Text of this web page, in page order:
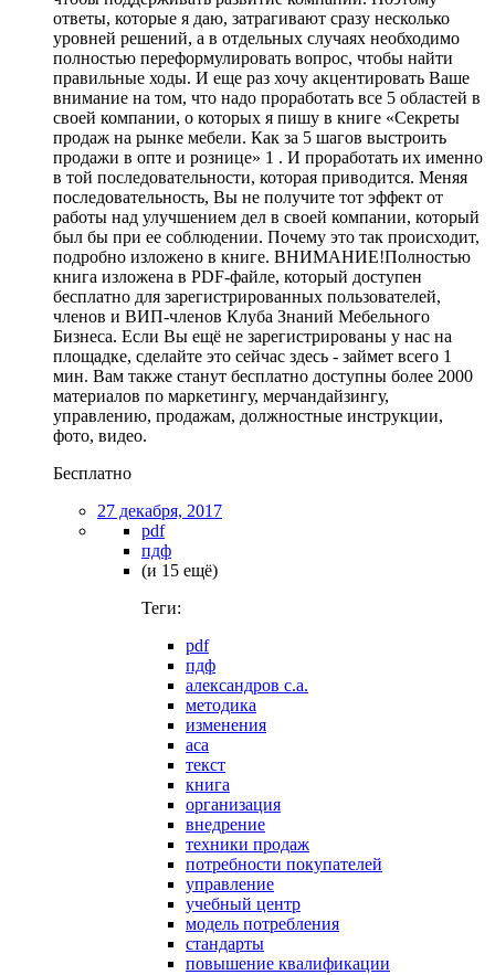
ответы, которые я даю, затрагивают сразу несколько
уровней решений, а в отдельных случаях необходимо
полностью переформулировать вопрос, чтобы найти
правильные ходы. И еще раз хочу акцентировать Ваше
внимание на том, что надо проработать все 5 областей в
своей компании, о которых я пишу в книге «Секреты
продаж на рынке мебели. Как за 5 шагов выстроить
продажи в опте и рознице» 1 . И проработать их именно
в той последовательности, которая приводится. Меняя
последовательность, Вы не получите тот эффект от
работы над улучшением дел в своей компании, который
был бы при ее соблюдении. Почему это так происходит,
подробно изложено в книге. ВНИМАНИЕ!Полностью
книга изложена в PDF-файле, который доступен
бесплатно для зарегистрированных пользователей,
членов и ВИП-членов Клуба Знаний Мебельного
Бизнеса. Если Вы ещё не зарегистрированы у нас на
площадке, сделайте это сейчас здесь - займет всего 1
мин. Вам также станут бесплатно доступны более 2000
материалов по маркетингу, мерчандайзингу,
управлению, продажам, должностные инструкции,
фото, видео.
Бесплатно
27 декабря, 2017
pdf
пдф
(и 15 ещё)
Теги:
pdf
пдф
александров с.а.
методика
изменения
аса
текст
книга
организация
внедрение
техники продаж
потребности покупателей
управление
учебный центр
модель потребления
стандарты
повышение квалификации